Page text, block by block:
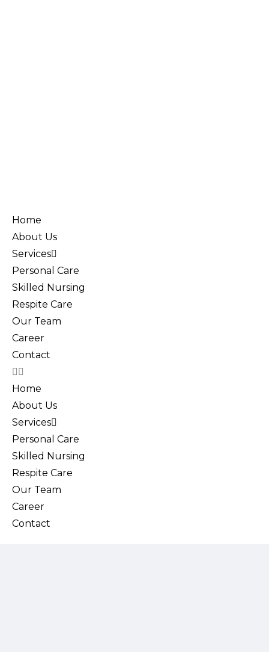
Home
About Us
Services
Personal Care
Skilled Nursing
Respite Care
Our Team
Career
Contact
Home
About Us
Services
Personal Care
Skilled Nursing
Respite Care
Our Team
Career
Contact